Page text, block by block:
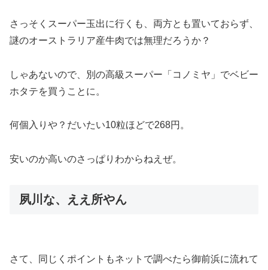
さっそくスーパー玉出に行くも、両方とも置いておらず、
謎のオーストラリア産牛肉では無理だろうか？
しゃあないので、別の高級スーパー「コノミヤ」でベビー
ホタテを買うことに。
何個入りや？だいたい10粒ほどで268円。
安いのか高いのさっぱりわからねえぜ。
夙川な、ええ所やん
さて、同じくポイントもネットで調べたら御前浜に流れて